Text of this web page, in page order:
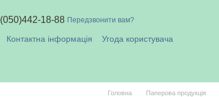
(050)442-18-88 Передзвонити вам?
Контактна інформація
Угода користувача
Головна Паперова продукція